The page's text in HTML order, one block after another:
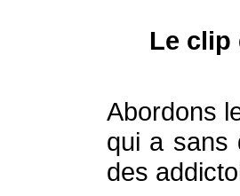
Le clip
Abordons
qui a sans
des